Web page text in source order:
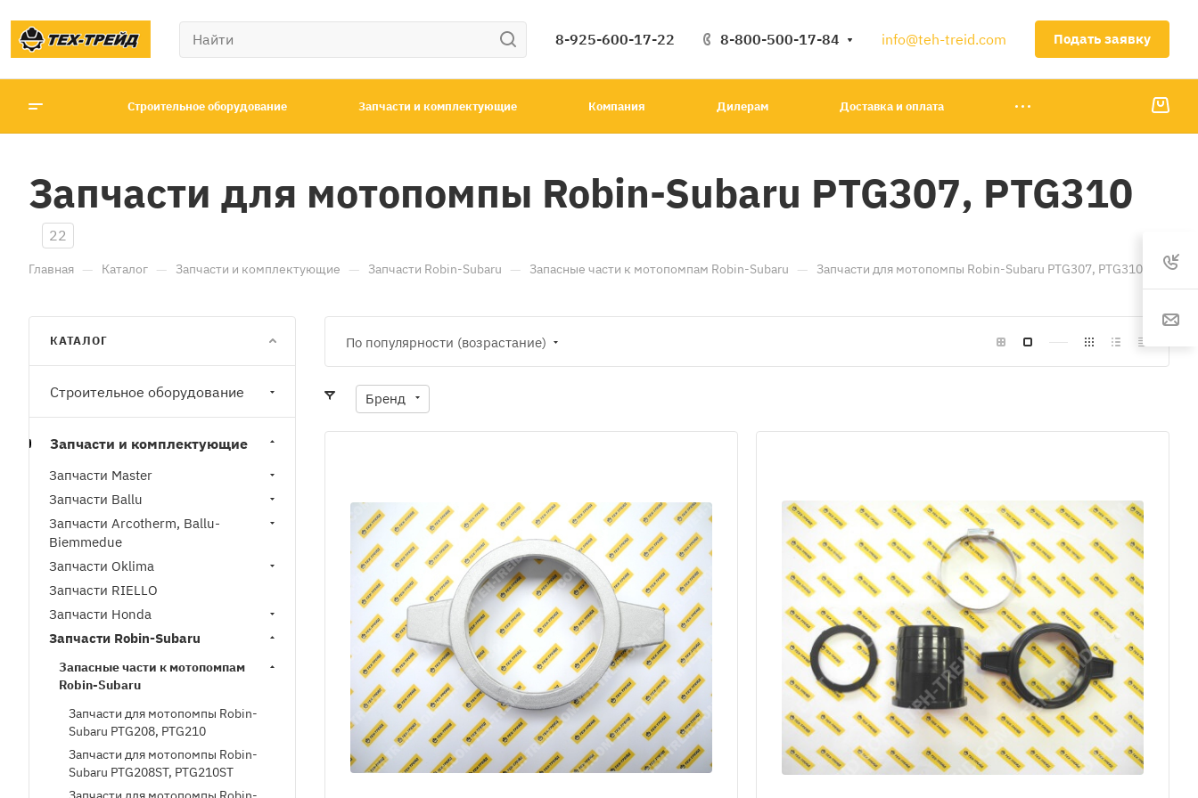
8-925-600-17-22 8-800-500-17-84 info@teh-treid.com Подать заявку
Строительное оборудование Запчасти и комплектующие Компания Дилерам Доставка и оплата
Запчасти для мотопомпы Robin-Subaru PTG307, PTG310
22
Главная — Каталог — Запчасти и комплектующие — Запчасти Robin-Subaru — Запасные части к мотопомпам Robin-Subaru — Запчасти для мотопомпы Robin-Subaru PTG307, PTG310
По популярности (возрастание)
Бренд
КАТАЛОГ
Строительное оборудование
Запчасти и комплектующие
Запчасти Master
Запчасти Ballu
Запчасти Arcotherm, Ballu-
Biemmedue
Запчасти Oklima
Запчасти RIELLO
Запчасти Honda
Запчасти Robin-Subaru
Запасные части к мотопомпам
Robin-Subaru
Запчасти для мотопомпы Robin-
Subaru PTG208, PTG210
Запчасти для мотопомпы Robin-
Subaru PTG208ST, PTG210ST